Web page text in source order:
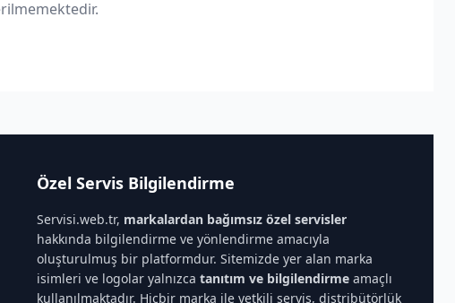
Özel Servis Bilgilendirme
Servisi.web.tr, markalardan bağımsız özel servisler
hakkında bilgilendirme ve yönlendirme amacıyla
oluşturulmuş bir platformdur. Sitemizde yer alan marka
isimleri ve logolar yalnızcatanıtım ve bilgilendirme amaçlı
kullanılmaktadır. Hiçbir marka ile yetkili servis, distribütörlük